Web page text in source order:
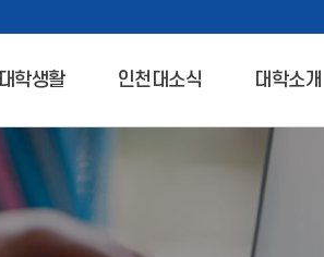
대학생활 인천대소식 대학소개